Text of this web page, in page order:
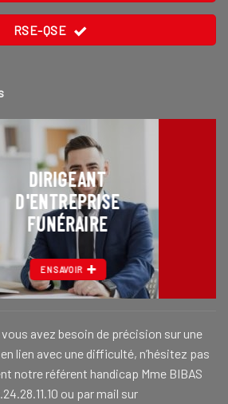
RSE-QSE
DIRIGEANT
D'ENTREPRISE
FUNÉRAIRE
EN SAVOIR
avez besoin de précision sur une
lien avec une difficulté, n’hésitez pas
notre référent handicap Mme BIBAS
ou par mail sur